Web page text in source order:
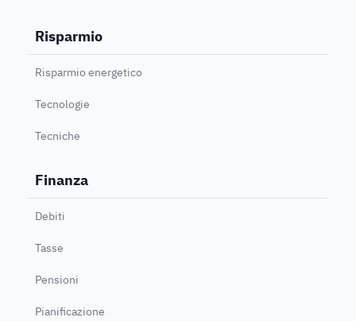
Risparmio
Risparmio energetico
Tecnologie
Tecniche
Finanza
Debiti
Tasse
Pensioni
Pianificazione